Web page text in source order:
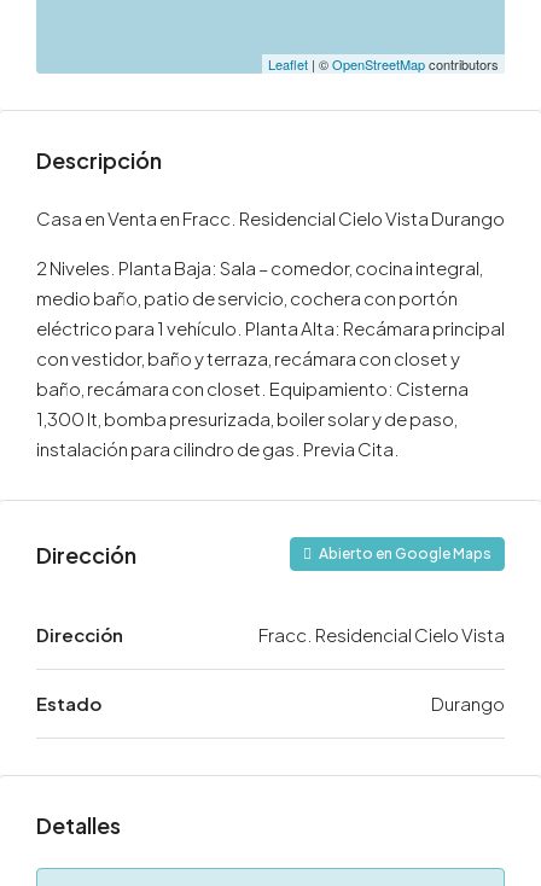
Leaflet | ©OpenStreetMapcontributors
Descripción
Casa en Venta en Fracc. Residencial Cielo Vista Durango
2 Niveles. Planta Baja: Sala – comedor, cocina integral,
medio baño, patio de servicio, cochera con portón
eléctrico para 1 vehículo. Planta Alta: Recámara principal
con vestidor, baño y terraza, recámara con closet y
baño, recámara con closet. Equipamiento: Cisterna
1,300 lt, bomba presurizada, boiler solar y de paso,
instalación para cilindro de gas. Previa Cita.
Dirección Abierto en Google Maps
Dirección Fracc. Residencial Cielo Vista
Estado Durango
Detalles